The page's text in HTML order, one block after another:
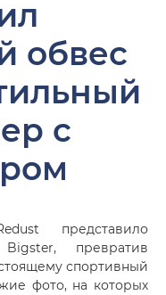
обвес
с
представило
превратив
спортивный
фото, на которых